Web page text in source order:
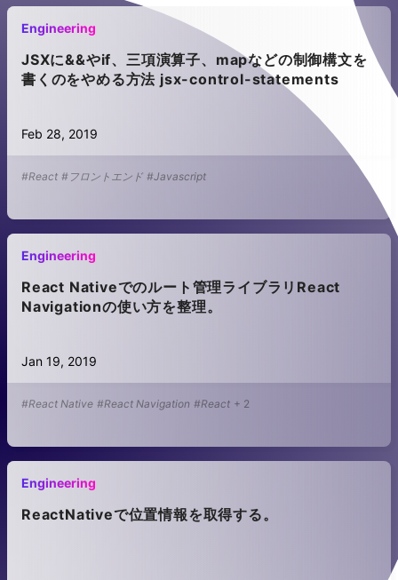
Engineering
JSXに&&やif、三項演算子、mapなどの制御構文を
書くのをやめる方法 jsx-control-statements
Feb 28, 2019
#React #フロントエンド #Javascript
Engineering
React Nativeでのルート管理ライブラリReact
Navigationの使い方を整理。
Jan 19, 2019
#React Native #React Navigation #React + 2
Engineering
ReactNativeで位置情報を取得する。